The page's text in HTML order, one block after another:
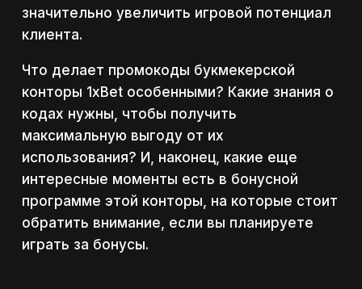
значительно увеличить игровой потенциал
клиента.
Что делает промокоды букмекерской
конторы 1xBet особенными? Какие знания о
кодах нужны, чтобы получить
максимальную выгоду от их
использования? И, наконец, какие еще
интересные моменты есть в бонусной
программе этой конторы, на которые стоит
обратить внимание, если вы планируете
играть за бонусы.